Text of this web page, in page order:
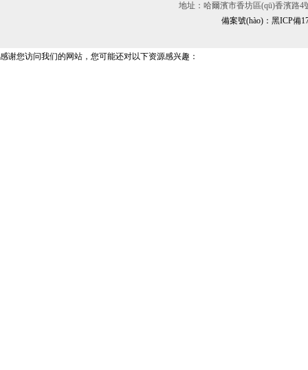
地址：哈爾濱市香坊區(qū)香濱路4
備案號(hào)：黑ICP備
感谢您访问我们的网站，您可能还对以下资源感兴趣：